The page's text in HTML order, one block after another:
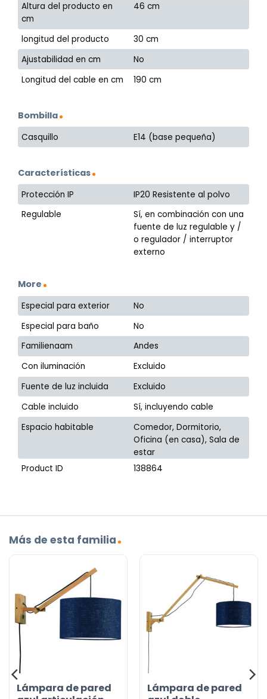
Altura del producto en
cm
46 cm
longitud del producto
30 cm
Ajustabilidad en cm
No
Longitud del cable en cm
190 cm
Bombilla
Casquillo E14 (base pequeña)
Características
Protección IP
IP20 Resistente al polvo
Regulable
Sí, en combinación con una
fuente de luz regulable y /
o regulador / interruptor
externo
More
Especial para exterior
No
Especial para baño
No
Familienaam
Andes
Con iluminación
Excluido
Fuente de luz incluida
Excluido
Cable incluido
Sí, incluyendo cable
Espacio habitable
Comedor, Dormitorio,
Oficina (en casa), Sala de
estar
Product ID
138864
Más de esta familia
Lámpara de pared
Lámpara de pared